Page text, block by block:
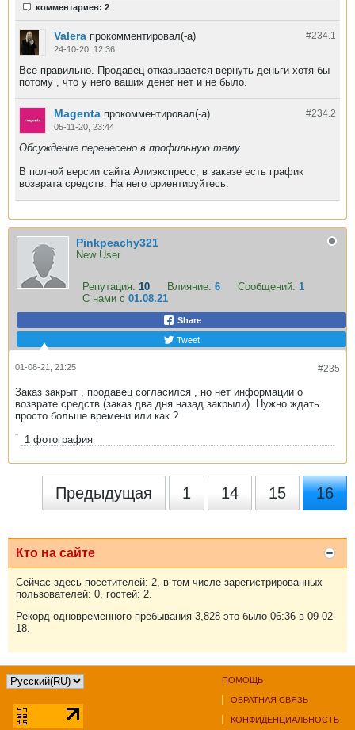
комментариев: 2
#234.1
Valera прокомментировал(-а)
24-10-20, 12:36
Всё правильно. Продавец отказывается вернуть деньги хотя бы
потому , что у него ваших денег нет и не было.
#234.2
Magenta прокомментировал(-а)
05-11-20, 23:44
Обсуждение перенесено в профильную тему.
В полной версии сайта Алиэкспресс, в заказе есть график
возврата средств. На него ориентируйтесь.
Pinkpeachy321
New User
Репутация: 10 Влияние: 6 Сообщений: 1
С нами с 01.08.21
Share
Tweet
#235
01-08-21, 21:25
Заказ закрыт , продавец согласился , но нет информации о
возврате средств (заказ два дня назад закрыли). Нужно ждать
просто больше времени или как ?
1 фотография
Предыдущая 1 14 15 16
Кто на сайте
Сейчас здесь посетителей: 2, в том числе зарегистрированных
пользователей: 0, гостей: 2.
Рекорд одновременного пребывания 3,828 это было 06:36 в 09-02-
18.
ПОМОЩЬ
ОБРАТНАЯ СВЯЗЬ
КОНФИДЕНЦИАЛЬНОСТЬ